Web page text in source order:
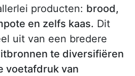
producten: brood,
en zelfs kaas. Dit
uit van een bredere
te diversifiëren
voetafdruk van